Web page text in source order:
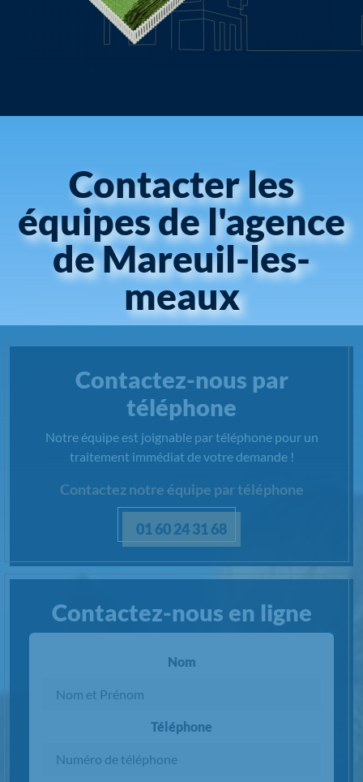
Contacter les
équipes de l'agence
de Mareuil-les-
meaux
Contactez-nous par
téléphone
Notre équipe est joignable par téléphone pour un
traitement immédiat de votre demande !
Contactez notre équipe par téléphone
01 60 24 31 68
Contactez-nous en ligne
Nom
Téléphone